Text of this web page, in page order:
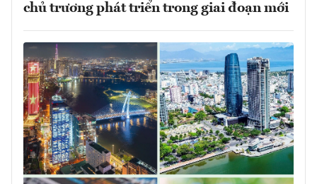
chủ trương phát triển trong giai đoạn mới